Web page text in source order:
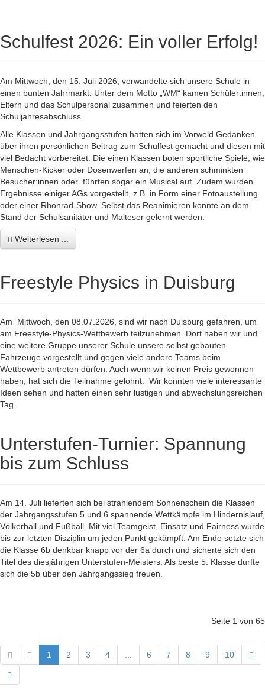
Schulfest 2026: Ein voller Erfolg!
Am Mittwoch, den 15. Juli 2026, verwandelte sich unsere Schule in
einen bunten Jahrmarkt. Unter dem Motto „WM“ kamen Schüler:innen,
Eltern und das Schulpersonal zusammen und feierten den
Schuljahresabschluss.
Alle Klassen und Jahrgangsstufen hatten sich im Vorweld Gedanken
über ihren persönlichen Beitrag zum Schulfest gemacht und diesen mit
viel Bedacht vorbereitet. Die einen Klassen boten sportliche Spiele, wie
Menschen-Kicker oder Dosenwerfen an, die anderen schminkten
Besucher:innen oder führten sogar ein Musical auf. Zudem wurden
Ergebnisse einiger AGs vorgestellt, z.B. in Form einer Fotoaustellung
oder einer Rhönrad-Show. Selbst das Reanimieren konnte an dem
Stand der Schulsanitäter und Malteser gelernt werden.
Weiterlesen ...
Freestyle Physics in Duisburg
Am Mittwoch, den 08.07.2026, sind wir nach Duisburg gefahren, um
am Freestyle-Physics-Wettbewerb teilzunehmen. Dort haben wir und
eine weitere Gruppe unserer Schule unsere selbst gebauten
Fahrzeuge vorgestellt und gegen viele andere Teams beim
Wettbewerb antreten dürfen. Auch wenn wir keinen Preis gewonnen
haben, hat sich die Teilnahme gelohnt. Wir konnten viele interessante
Ideen sehen und hatten einen sehr lustigen und abwechslungsreichen
Tag.
Unterstufen-Turnier: Spannung
bis zum Schluss
Am 14. Juli lieferten sich bei strahlendem Sonnenschein die Klassen
der Jahrgangsstufen 5 und 6 spannende Wettkämpfe im Hindernislauf,
Völkerball und Fußball. Mit viel Teamgeist, Einsatz und Fairness wurde
bis zur letzten Disziplin um jeden Punkt gekämpft. Am Ende setzte sich
die Klasse 6b denkbar knapp vor der 6a durch und sicherte sich den
Titel des diesjährigen Unterstufen-Meisters. Als beste 5. Klasse durfte
sich die 5b über den Jahrgangssieg freuen.
Seite 1 von 65
1 2 3 4 6 7 8 9 10